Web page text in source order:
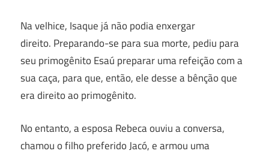
Na velhice, Isaque já não podia enxergar
direito. Preparando-se para sua morte, pediu para
seu primogênito Esaú preparar uma refeição com a
sua caça, para que, então, ele desse a bênção que
era direito ao primogênito.
No entanto, a esposa Rebeca ouviu a conversa,
chamou o filho preferido Jacó, e armou uma